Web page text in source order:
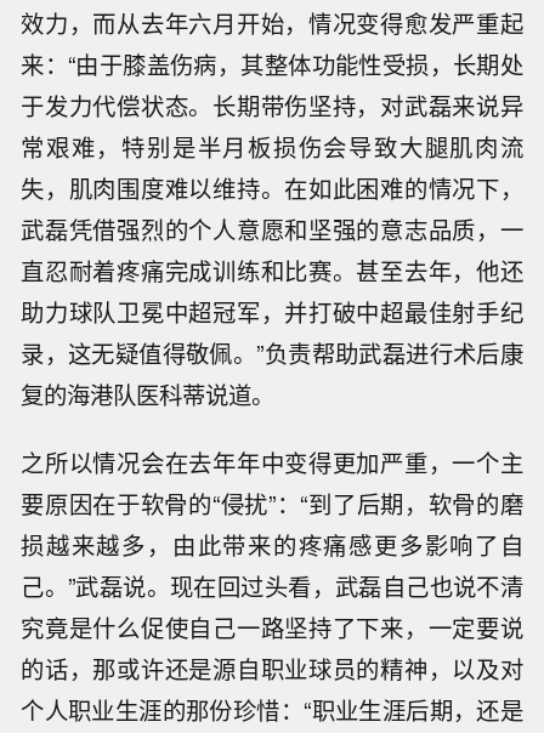
效力，而从去年六月开始，情况变得愈发严重起
来：“由于膝盖伤病，其整体功能性受损，长期处
于发力代偿状态。长期带伤坚持，对武磊来说异
常艰难，特别是半月板损伤会导致大腿肌肉流
失，肌肉围度难以维持。在如此困难的情况下，
武磊凭借强烈的个人意愿和坚强的意志品质，一
直忍耐着疼痛完成训练和比赛。甚至去年，他还
助力球队卫冕中超冠军，并打破中超最佳射手纪
录，这无疑值得敬佩。”负责帮助武磊进行术后康
复的海港队医科蒂说道。
之所以情况会在去年年中变得更加严重，一个主
要原因在于软骨的“侵扰”：“到了后期，软骨的磨
损越来越多，由此带来的疼痛感更多影响了自
己。”武磊说。现在回过头看，武磊自己也说不清
究竟是什么促使自己一路坚持了下来，一定要说
的话，那或许还是源自职业球员的精神，以及对
个人职业生涯的那份珍惜：“职业生涯后期，还是